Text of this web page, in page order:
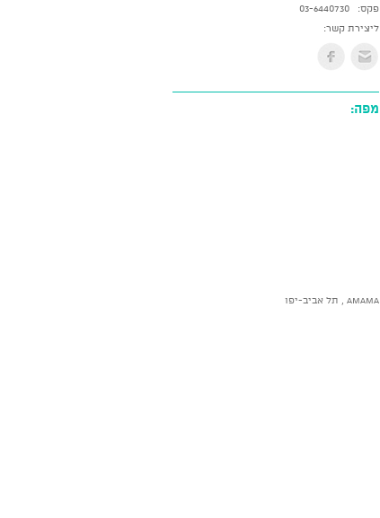
פקס:
03-6440730
ליצירת קשר:
מפה:
AMAMA , תל אביב-יפו